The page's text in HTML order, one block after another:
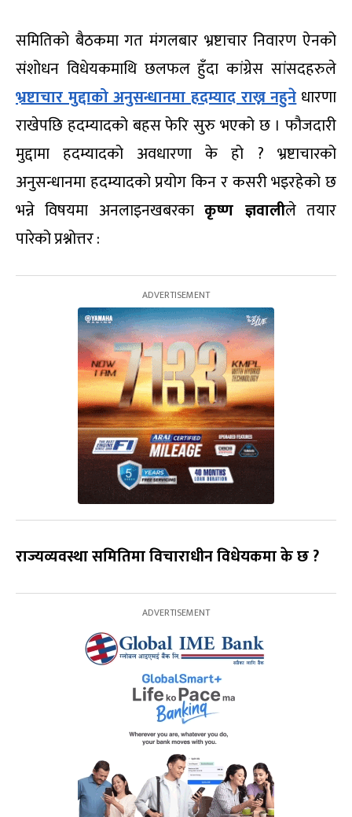
समितिको बैठकमा गत मंगलबार भ्रष्टाचार निवारण ऐनको
संशोधन विधेयकमाथि छलफल हुँदा कांग्रेस सांसदहरुले
भ्रष्टाचार मुद्दाको अनुसन्धानमा हदम्याद राख्न नहुनेधारणा
राखेपछि हदम्यादको बहस फेरि सुरु भएको छ । फौजदारी
मुद्दामा हदम्यादको अवधारणा के हो ? भ्रष्टाचारको
अनुसन्धानमा हदम्यादको प्रयोग किन र कसरी भइरहेको छ
भन्ने विषयमा अनलाइनखबरकाकृष्ण ज्ञवालीले तयार
पारेको प्रश्नोत्तर :
राज्यव्यवस्था समितिमा विचाराधीन विधेयकमा के छ ?